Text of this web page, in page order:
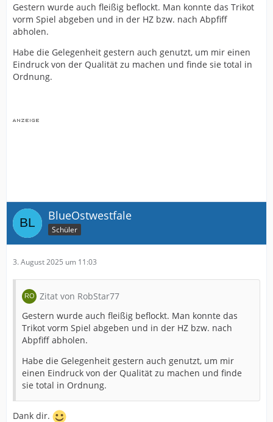
Gestern wurde auch fleißig beflockt. Man konnte das Trikot
vorm Spiel abgeben und in der HZ bzw. nach Abpfiff
abholen.
Habe die Gelegenheit gestern auch genutzt, um mir einen
Eindruck von der Qualität zu machen und finde sie total in
Ordnung.
BlueOstwestfale
Schüler
3. August 2025 um 11:03
Zitat von RobStar77
Gestern wurde auch fleißig beflockt. Man konnte das
Trikot vorm Spiel abgeben und in der HZ bzw. nach
Abpfiff abholen.
Habe die Gelegenheit gestern auch genutzt, um mir
einen Eindruck von der Qualität zu machen und finde
sie total in Ordnung.
Dank dir.